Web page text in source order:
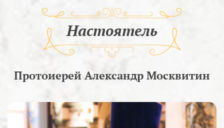
Настоятель
Протоиерей Александр Москвитин